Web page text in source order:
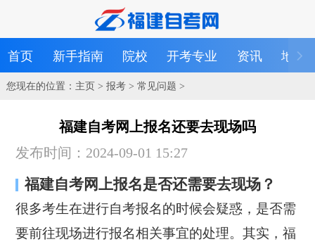
首页 新手指南 院校 开考专业 资讯 地区
您现在的位置： 主页> 报考> 常见问题 >
福建自考网上报名还要去现场吗
发布时间：2024-09-01 15:27
福建自考网上报名是否还需要去现场？
很多考生在进行自考报名的时候会疑惑，是否需
要前往现场进行报名相关事宜的处理。其实，福